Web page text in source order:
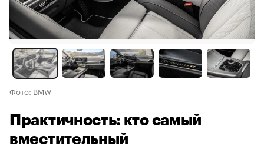
Фото: BMW
Практичность: кто самый
вместительный